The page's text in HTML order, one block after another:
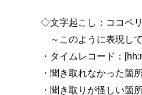
◇文字起こし：ココペ
～このように表現し
・タイムレコード：
・聞き取れなかった箇
・聞き取りが怪しい箇